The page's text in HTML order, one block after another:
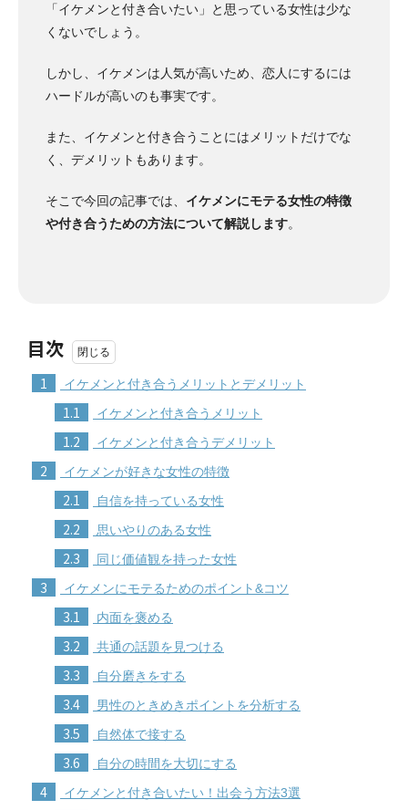
「イケメンと付き合いたい」と思っている女性は少な
くないでしょう。
しかし、イケメンは人気が高いため、恋人にするには
ハードルが高いのも事実です。
また、イケメンと付き合うことにはメリットだけでな
く、デメリットもあります。
そこで今回の記事では、 イケメンにモテる女性の特徴
や付き合うための方法について解説します。
目次
1 イケメンと付き合うメリットとデメリット
1.1 イケメンと付き合うメリット
1.2 イケメンと付き合うデメリット
2 イケメンが好きな女性の特徴
2.1 自信を持っている女性
2.2 思いやりのある女性
2.3 同じ価値観を持った女性
3 イケメンにモテるためのポイント&コツ
3.1 内面を褒める
3.2 共通の話題を見つける
3.3 自分磨きをする
3.4 男性のときめきポイントを分析する
3.5 自然体で接する
3.6 自分の時間を大切にする
4 イケメンと付き合いたい！出会う方法3選